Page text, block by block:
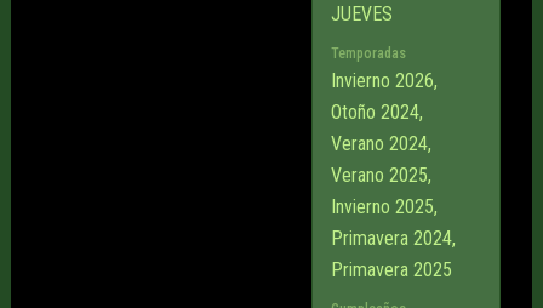
JUEVES
Temporadas
Invierno 2026,
Otoño 2024,
Verano 2024,
Verano 2025,
Invierno 2025,
Primavera 2024,
Primavera 2025